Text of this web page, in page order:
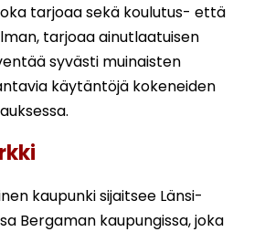
tarjoaa sekä koulutus- että
tarjoaa ainutlaatuisen
syvästi muinaisten
käytäntöjä kokeneiden
kaupunki sijaitsee Länsi-
Bergaman kaupungissa, joka